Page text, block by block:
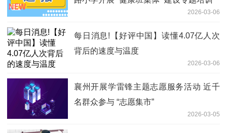
2026-03-06
每日消息!【好评中国】读懂4.07亿人次
背后的速度与温度
2026-03-06
襄州开展学雷锋主题志愿服务活动 近千
名群众参与 “志愿集市”
2026-03-05